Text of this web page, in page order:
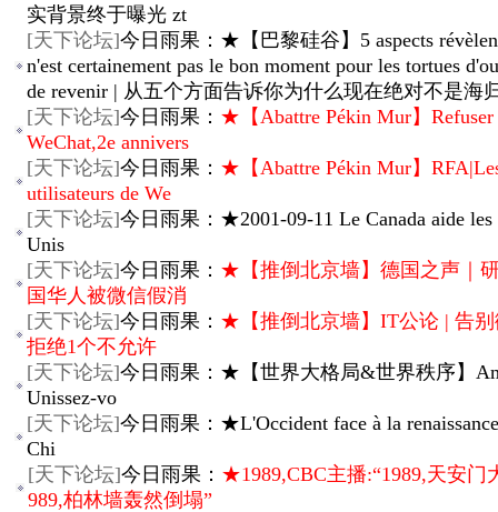
实背景终于曝光 zt
[天下论坛]今日雨果：★【巴黎硅谷】5 aspects
n'est certainement pas le bon moment pour les tortues
de revenir | 从五个方面告诉你为什么现在绝对不是海
[天下论坛]今日雨果： ★【Abattre Pékin Mur】Refuser
WeChat,2e annivers
[天下论坛]今日雨果： ★【Abattre Pékin Mur】
utilisateurs de We
[天下论坛]今日雨果：★2001-09-11 Le Canada aide les
Unis
[天下论坛]今日雨果： ★【推倒北京墙】德国之声｜
国华人被微信假消
[天下论坛]今日雨果： ★【推倒北京墙】IT公论 | 告
拒绝1个不允许
[天下论坛]今日雨果：★【世界大格局&世界秩序】
Unissez-vo
[天下论坛]今日雨果：★L'Occident face à la
Chi
[天下论坛]今日雨果： ★1989,CBC主播:“1989,天安门
989,柏林墙轰然倒塌”